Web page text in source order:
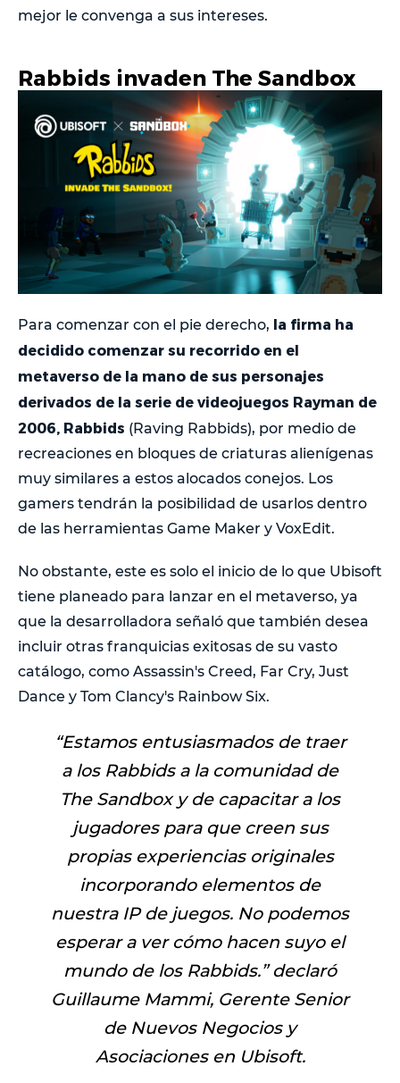
mejor le convenga a sus intereses.
Rabbids invaden The Sandbox
Para comenzar con el pie derecho, la firma ha
decidido comenzar su recorrido en el
metaverso de la mano de sus personajes
derivados de la serie de videojuegos Rayman de
2006, Rabbids (Raving Rabbids), por medio de
recreaciones en bloques de criaturas alienígenas
muy similares a estos alocados conejos. Los
gamers tendrán la posibilidad de usarlos dentro
de las herramientas Game Maker y VoxEdit.
No obstante, este es solo el inicio de lo que Ubisoft
tiene planeado para lanzar en el metaverso, ya
que la desarrolladora señaló que también desea
incluir otras franquicias exitosas de su vasto
catálogo, como Assassin's Creed, Far Cry, Just
Dance y Tom Clancy's Rainbow Six.
“Estamos entusiasmados de traer
a los Rabbids a la comunidad de
The Sandbox y de capacitar a los
jugadores para que creen sus
propias experiencias originales
incorporando elementos de
nuestra IP de juegos. No podemos
esperar a ver cómo hacen suyo el
mundo de los Rabbids.” declaró
Guillaume Mammi, Gerente Senior
de Nuevos Negocios y
Asociaciones en Ubisoft.